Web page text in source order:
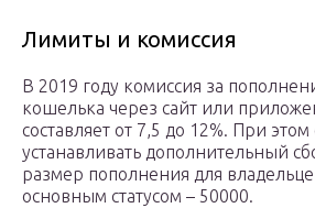
Лимиты и комиссия
В 2019 году комиссия за
кошелька через сайт или
составляет от 7,5 до 12%. При
устанавливать дополнительный
размер пополнения для
основным статусом – 50000.